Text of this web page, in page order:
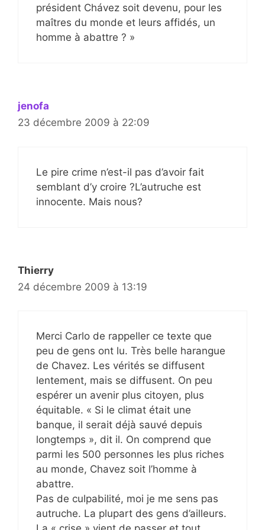
président Chávez soit devenu, pour les
maîtres du monde et leurs affidés, un
homme à abattre ? »
jenofa
23 décembre 2009 à 22:09
Le pire crime n’est-il pas d’avoir fait
semblant d’y croire ?L’autruche est
innocente. Mais nous?
Thierry
24 décembre 2009 à 13:19
Merci Carlo de rappeller ce texte que
peu de gens ont lu. Très belle harangue
de Chavez. Les vérités se diffusent
lentement, mais se diffusent. On peu
espérer un avenir plus citoyen, plus
équitable. « Si le climat était une
banque, il serait déjà sauvé depuis
longtemps », dit il. On comprend que
parmi les 500 personnes les plus riches
au monde, Chavez soit l’homme à
abattre.
Pas de culpabilité, moi je me sens pas
autruche. La plupart des gens d’ailleurs.